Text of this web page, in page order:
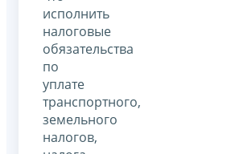
исполнить
налоговые
обязательства
по
уплате
транспортного,
земельного
налогов,